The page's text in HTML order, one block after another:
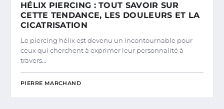
HÉLIX PIERCING : TOUT SAVOIR SUR
CETTE TENDANCE, LES DOULEURS ET LA
CICATRISATION
Le piercing hélix est devenu un incontournable pour
ceux qui cherchent à exprimer leur personnalité à
travers…
PIERRE MARCHAND